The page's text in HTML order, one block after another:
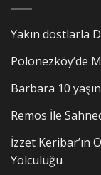
Yakın dostlarla
Polonezköy’de
Barbara 10
Remos İle
İzzet Keribar’ın
Yolculuğu